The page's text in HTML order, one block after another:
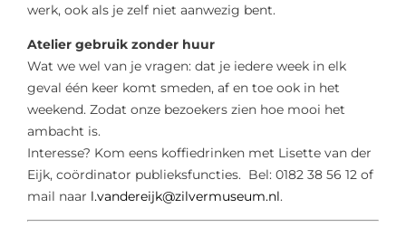
werk, ook als je zelf niet aanwezig bent.
Atelier gebruik zonder huur
Wat we wel van je vragen: dat je iedere week in elk
geval één keer komt smeden, af en toe ook in het
weekend. Zodat onze bezoekers zien hoe mooi het
ambacht is.
Interesse? Kom eens koffiedrinken met Lisette van der
Eijk, coördinator publieksfuncties. Bel: 0182 38 56 12 of
mail naar l.vandereijk@zilvermuseum.nl.